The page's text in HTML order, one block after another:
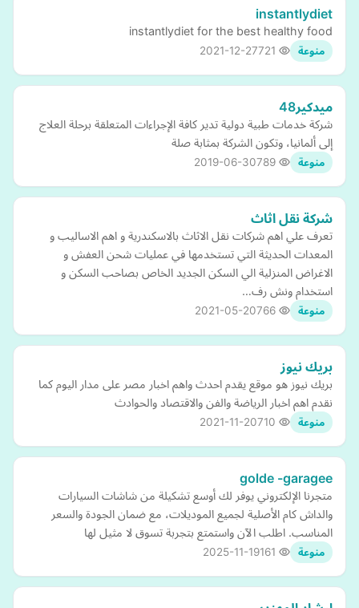
instantlydiet
instantlydiet for the best healthy food
منوعة 2021-12-27
ميدكير48
شركة خدمات طبية دولية تدير كافة الإجراءات المتعلقة برحلة العلاج
إلى ألمانيا، وتكون الشركة بمثابة صلة
منوعة 2019-06-30
شركة نقل اثاث
تعرف علي اهم شركات نقل الاثاث بالاسكندرية و اهم الاساليب و
المعدات الحديثة التي تستخدمها في عمليات شحن العفش و
الاغراض المنزلية الي السكن الجديد الخاص بصاحب السكن و
استخدام ونش رف…
منوعة 2021-05-20
بريك نيوز
بريك نيوز هو موقع يقدم احدث واهم اخبار مصر على مدار اليوم كما
نقدم اهم اخبار الرياضة والفن والاقتصاد والحوادث
منوعة 2021-11-20
golde -garagee
متجرنا الإلكتروني يوفر لك أوسع تشكيلة من شاشات السيارات
والداش كام الأصلية لجميع الموديلات، مع ضمان الجودة والسعر
المناسب. اطلب الآن واستمتع بتجربة تسوق لا مثيل لها
منوعة 2025-11-19